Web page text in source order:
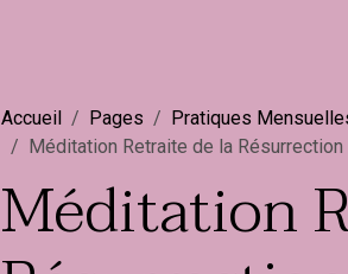
Accueil Pages Pratiques
Méditation Retraite de la Résurrection
Méditation